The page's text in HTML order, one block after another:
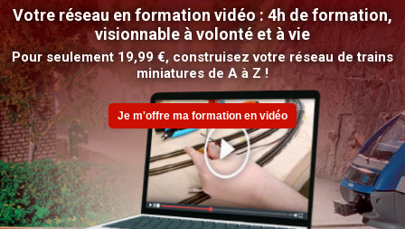
Votre réseau en formation vidéo : 4h de formation,
visionnable à volonté et à vie
Pour seulement 19,99 €, construisez votre réseau de trains
miniatures de A à Z !
Je m'offre ma formation en vidéo